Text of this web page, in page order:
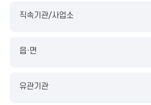
직속기관/사업소
읍·면
유관기관